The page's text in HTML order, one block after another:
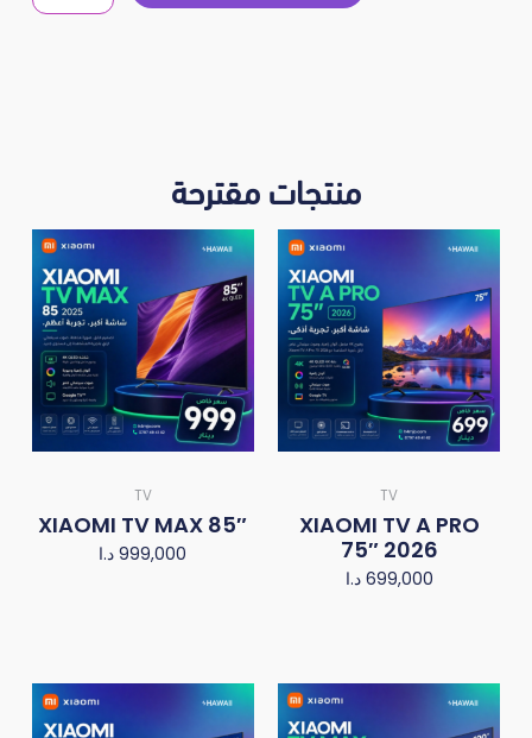
55"
منتجات مقترحة
TV
XIAOMI TV MAX 85″
999,000 د.ا
TV
XIAOMI TV A PRO
75″ 2026
699,000 د.ا